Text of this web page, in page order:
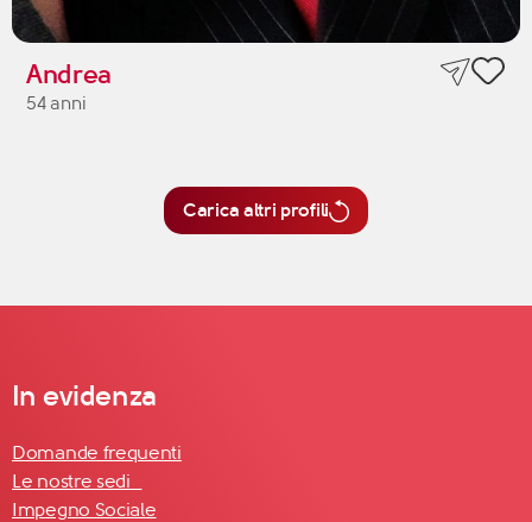
Andrea
54 anni
Carica altri profili
In evidenza
Domande frequenti
Le nostre sedi
Impegno Sociale